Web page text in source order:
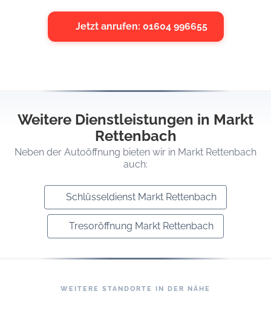
Jetzt anrufen: 01604 996655
Weitere Dienstleistungen in Markt
Rettenbach
Neben der Autoöffnung bieten wir in Markt Rettenbach
auch:
Schlüsseldienst Markt Rettenbach
Tresoröffnung Markt Rettenbach
WEITERE STANDORTE IN DER NÄHE